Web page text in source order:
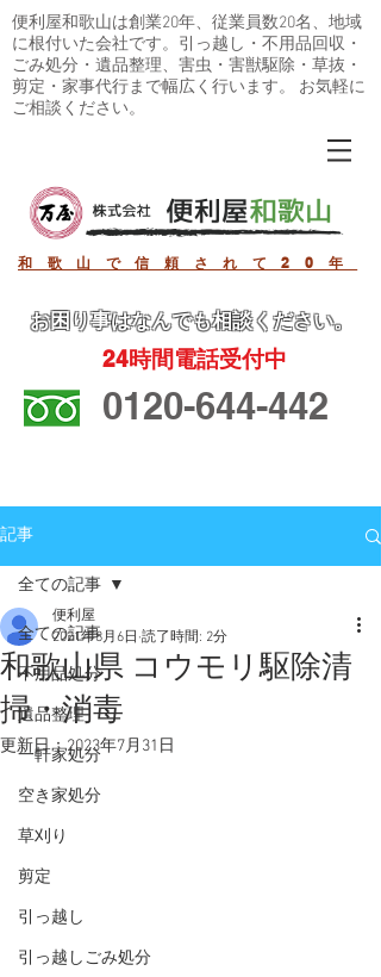
便利屋和歌山は創業20年、従業員数20名、地域
に根付いた会社です。引っ越し・不用品回収・
ごみ処分・遺品整理、害虫・害獣駆除・草抜・
剪定・家事代行まで幅広く行います。 お気軽に
ご相談ください。
和歌山で信頼されて20年
お困り事はなんでも相談ください。
24時間電話受付中
0120-644-442
記事
全ての記事
不用品処分
遺品整理
一軒家処分
空き家処分
草刈り
剪定
引っ越し
引っ越しごみ処分
全ての記事
和歌山県 コウモリ駆除清
掃・消毒
便利屋
2021年8月6日 読了時間: 2分
更新日：2023年7月31日